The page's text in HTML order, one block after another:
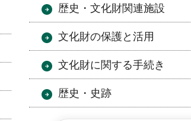
歴史・文化財関連施設
文化財の保護と活用
文化財に関する手続き
歴史・史跡